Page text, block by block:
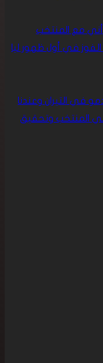
أني مع المنتخب
في أول ظهور ليا
في التيران وعندنا
المنتخب وتحقيق